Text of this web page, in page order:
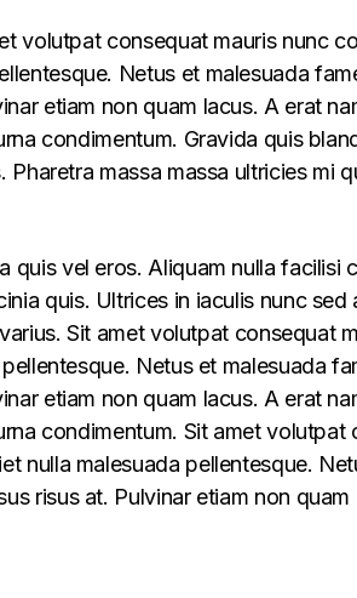
volutpat consequat mauris nunc
Netus et malesuada
etiam non quam lacus. A erat
condimentum. Gravida quis
massa massa ultricies mi
vel eros. Aliquam nulla facilisi
quis. Ultrices in iaculis nunc sed
Sit amet volutpat consequat
Netus et malesuada
etiam non quam lacus. A erat
condimentum. Sit amet volutpat
nulla malesuada pellentesque.
risus at. Pulvinar etiam non quam